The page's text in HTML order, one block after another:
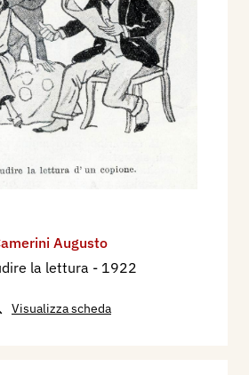
Augusto
la lettura - 1922
Visualizza scheda